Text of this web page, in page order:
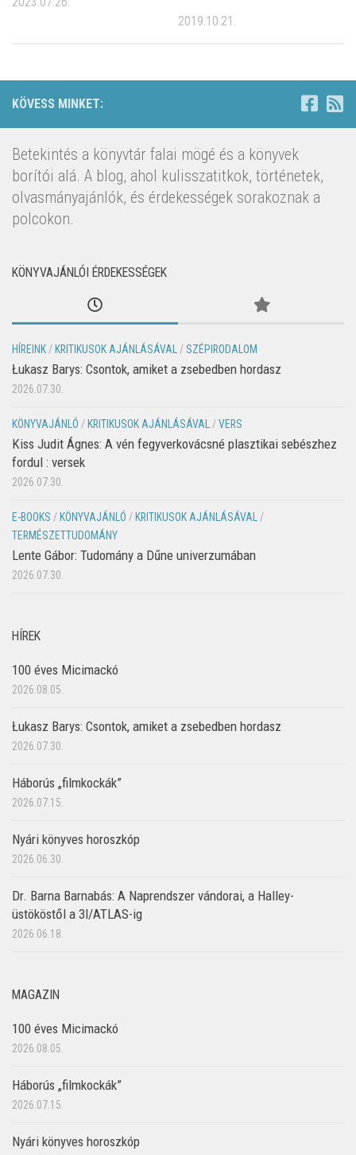
2019.10.21.
KÖVESS MINKET:
Betekintés a könyvtár falai mögé és a könyvek
borítói alá. A blog, ahol kulisszatitkok, történetek,
olvasmányajánlók, és érdekességek sorakoznak a
polcokon.
KÖNYVAJÁNLÓI ÉRDEKESSÉGEK
HÍREINK/ KRITIKUSOK AJÁNLÁSÁVAL/ SZÉPIRODALOM
Łukasz Barys: Csontok, amiket a zsebedben hordasz
2026.07.30.
KÖNYVAJÁNLÓ / KRITIKUSOK AJÁNLÁSÁVAL/VERS
Kiss Judit Ágnes: A vén fegyverkovácsné plasztikai sebészhez
fordul : versek
2026.07.30.
E-BOOKS / KÖNYVAJÁNLÓ / KRITIKUSOK AJÁNLÁSÁVAL/
TERMÉSZETTUDOMÁNY
Lente Gábor: Tudomány a Dűne univerzumában
2026.07.30.
HÍREK
100 éves Micimackó
2026.08.05.
Łukasz Barys: Csontok, amiket a zsebedben hordasz
2026.07.30.
Háborús „filmkockák”
2026.07.15.
Nyári könyves horoszkóp
2026.06.30.
Dr. Barna Barnabás: A Naprendszer vándorai, a Halley-
üstököstől a 3I/ATLAS-ig
2026.06.18.
MAGAZIN
100 éves Micimackó
2026.08.05.
Háborús „filmkockák”
2026.07.15.
Nyári könyves horoszkóp